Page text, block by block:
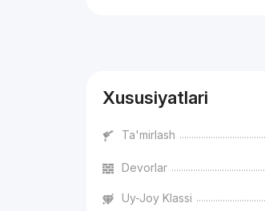
Xususiyatlari
Ta'mirlash
Devorlar
Uy-Joy Klassi